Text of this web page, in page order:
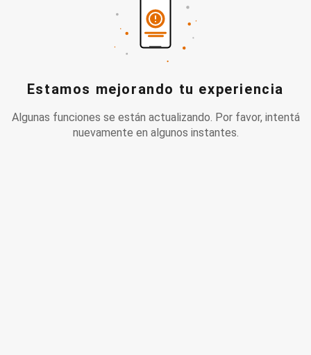
Estamos mejorando tu experiencia
Algunas funciones se están actualizando. Por favor, intentá
nuevamente en algunos instantes.